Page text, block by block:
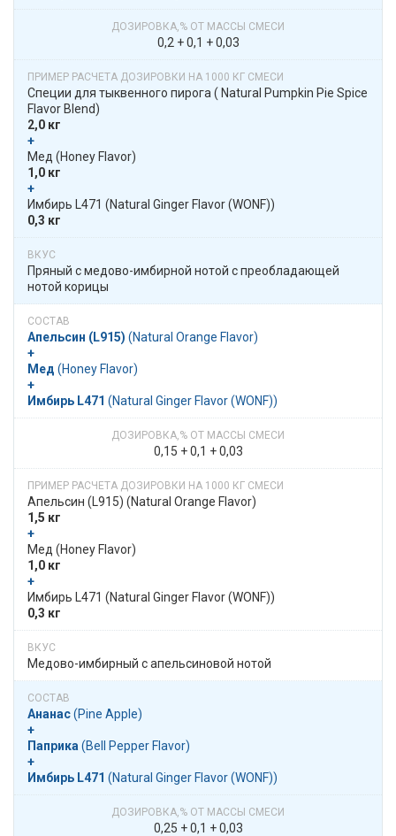
0,2 + 0,1 + 0,03
Специи для тыквенного пирога​​ (​ Natural Pumpkin Pie Spice
Flavor Blend)
2,0 кг
+
​​ Мед​​ (Honey Flavor)
1,0 кг
+
​​ Имбирь L471​​ (Natural Ginger Flavor (WONF))
0,3 кг
Пряный с медово-имбирной нотой с преобладающей
нотой корицы
Апельсин (L915) ​​ (Natural Orange Flavor)
+
Мед ​​ (Honey Flavor)
+
Имбирь L471 ​​ (Natural Ginger Flavor (WONF))
0,15 + 0,1 + 0,03
Апельсин (L915)​​ (Natural Orange Flavor)
1,5 кг
+
​​ Мед​​ (Honey Flavor)
1,0 кг
+
​​ Имбирь L471​​ (Natural Ginger Flavor (WONF))
0,3 кг
Медово-имбирный с апельсиновой нотой
Ананас​​ (Pine Apple)
+
Паприка ​​ (Bell Pepper Flavor)
+
Имбирь L471 ​​ (Natural Ginger Flavor (WONF))
0,25 + 0,1 + 0,03